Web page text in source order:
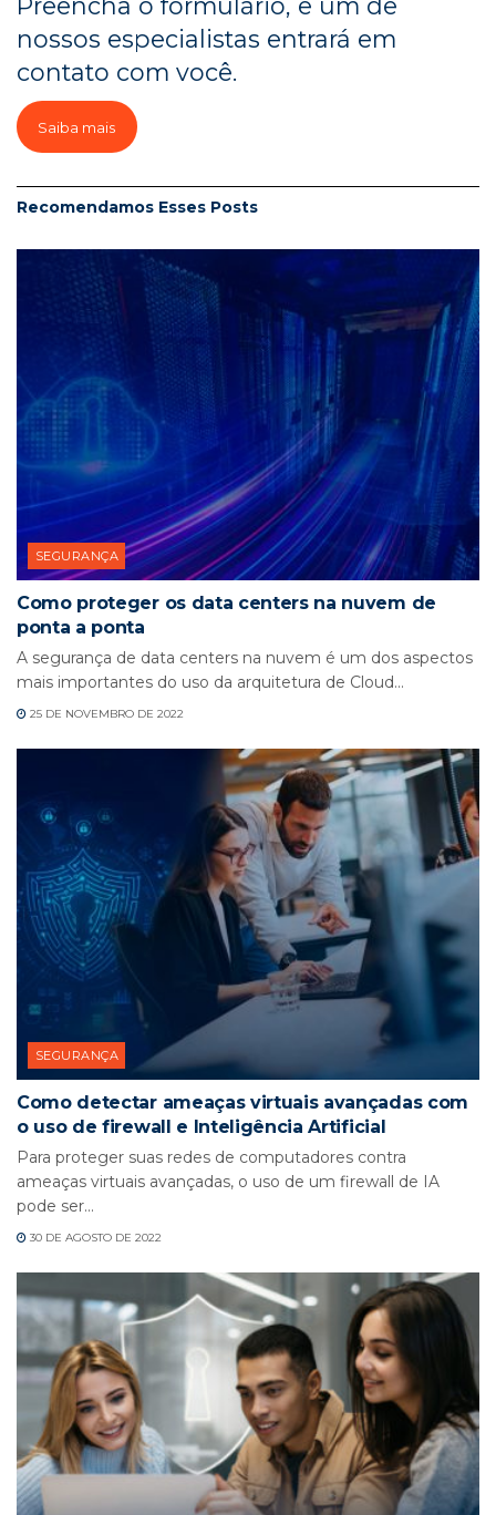
nossos especialistas entrará em
contato com você.
Saiba mais
Recomendamos Esses Posts
SEGURANÇA
Como proteger os data centers na nuvem de
ponta a ponta
A segurança de data centers na nuvem é um dos aspectos
mais importantes do uso da arquitetura de Cloud...
25 DE NOVEMBRO DE 2022
SEGURANÇA
Como detectar ameaças virtuais avançadas com
o uso de firewall e Inteligência Artificial
Para proteger suas redes de computadores contra
ameaças virtuais avançadas, o uso de um firewall de IA
pode ser...
30 DE AGOSTO DE 2022